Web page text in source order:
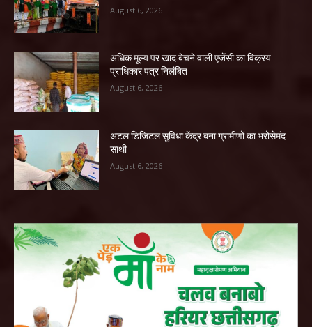
August 6, 2026
अधिक मूल्य पर खाद बेचने वाली एजेंसी का विक्रय
प्राधिकार पत्र निलंबित
August 6, 2026
अटल डिजिटल सुविधा केंद्र बना ग्रामीणों का भरोसेमंद
साथी
August 6, 2026